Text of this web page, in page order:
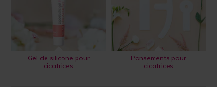
Gel de silicone pour
cicatrices
Pansements pour
cicatrices